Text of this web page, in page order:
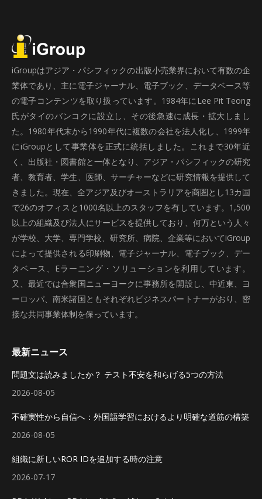
iGroupはアジア・パシフィックの出版小売業界において有数の企
業体であり、主に電子ジャーナル、電子ブック、データベース等
の電子コンテンツを取り扱っています。1984年にLee Pit Teong
氏がタイのバンコクに設立し、その後急速に成長・拡大しまし
た。1980年代末から1990年代に複数の会社を法人化し、1999年
にiGroupとして事業体を正式に統括しました。これまで30年近
く、出版社・図書館と一体となり、アジア・パシフィックの研究
者、教育者、学生、医師、サーチャーなどに研究情報を提供して
きました。現在、全アジア及びオーストラリアを商圏とし13カ国
で26のオフィスと1000名以上のスタッフを有しています。1,500
以上の組織及び法人にサービスを提供しており、何万という人々
が学校、大学、専門学校、研究所、病院、企業等においてiGroup
によって提供される印刷物、電子ジャーナル、電子ブック、デー
タベース、Eラーニング・ソリューションを利用しています。
又、最近では合衆国ニューヨークに事務所を開設し、中近東、ヨ
ーロッパ、南米諸国ともそれぞれビジネスパートナーがおり、密
接な共同事業体制を保っています。
最新ニュース
問題文は読みましたか？ テスト不安を和らげる5つの方法
2026-08-05
不確実性から自信へ：外国語学習におけるより明確な道筋の構築
2026-08-05
組織に新しいROR IDを追加する時の注意
2026-07-17